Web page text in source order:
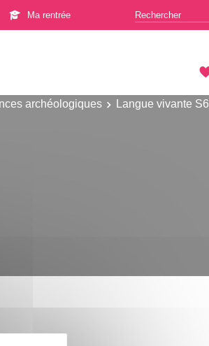
Ma rentrée
archéologiques
Langue vivante S6